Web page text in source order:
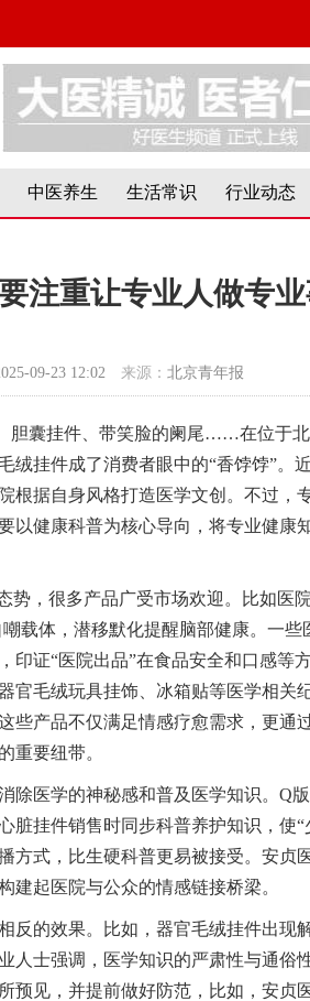
中医养生 生活常识 行业动态
注重让专业人做专
09-23 12:02 来源： 北京青年报
胆囊挂件、带笑脸的阑尾……在位于
绒挂件成了消费者眼中的“香饽饽”。
根据自身风格打造医学文创。不过，
以健康科普为核心导向，将专业健康
势，很多产品广受市场欢迎。比如医
载体，潜移默化提醒脑部健康。一些
印证“医院出品”在食品安全和口感等
官毛绒玩具挂饰、冰箱贴等医学相关
产品不仅满足情感疗愈需求，更通
重要纽带。
除医学的神秘感和普及医学知识。Q
脏挂件销售时同步科普养护知识，使“
方式，比生硬科普更易被接受。安贞
建起医院与公众的情感链接桥梁。
反的效果。比如，器官毛绒挂件出现
人士强调，医学知识的严肃性与通俗
预见，并提前做好防范，比如，安贞